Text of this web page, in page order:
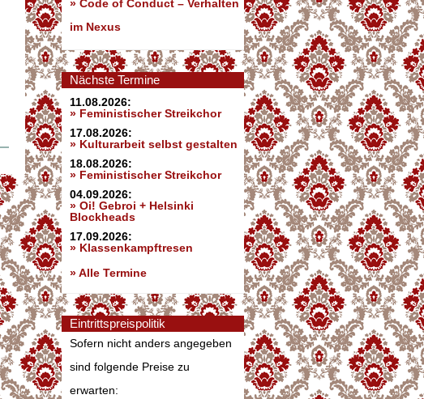
» Code of Conduct – Verhalten
im Nexus
Nächste Termine
11.08.2026:
» Feministischer Streikchor
17.08.2026:
» Kulturarbeit selbst gestalten
18.08.2026:
» Feministischer Streikchor
04.09.2026:
» Oi! Gebroi + Helsinki
Blockheads
17.09.2026:
» Klassenkampftresen
» Alle Termine
Eintrittspreispolitik
Sofern nicht anders angegeben
sind folgende Preise zu
erwarten: